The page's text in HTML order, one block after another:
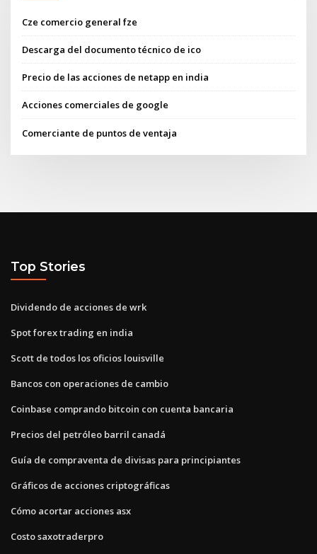
Cze comercio general fze
Descarga del documento técnico de ico
Precio de las acciones de netapp en india
Acciones comerciales de google
Comerciante de puntos de ventaja
Top Stories
Dividendo de acciones de wrk
Spot forex trading en india
Scott de todos los oficios louisville
Bancos con operaciones de cambio
Coinbase comprando bitcoin con cuenta bancaria
Precios del petróleo barril canadá
Guía de compraventa de divisas para principiantes
Gráficos de acciones criptográficas
Cómo acortar acciones asx
Costo saxotraderpro